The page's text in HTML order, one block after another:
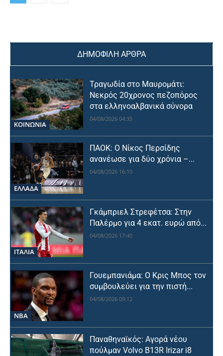
ΔΗΜΟΦΙΛΗ ΑΡΘΡΑ
ΚΟΙΝΩΝΙΑ
Τραγωδία στο Μαυρομάτι:
Νεκρός 20χρονος πεζοπόρος
στα ελληνοαλβανικά σύνορα
04/08/2026 04:35
ΕΛΛΑΔΑ
ΠΑΟΚ: Ο Νίκος Περσίδης
ανανέωσε για δύο χρόνια –...
04/08/2026 16:10
ΙΤΑΛΙΑ
Γκάμπριελ Στρεφέτσα: Στην
Παλέρμο για 4 εκατ. ευρώ από...
04/08/2026 17:40
NBA
Γουεμπανιάμα: Ο Κρις Μπος τον
συμβουλεύει για την πιστή...
04/08/2026 09:12
Παναθηναϊκός: Αγορά νέου
πούλμαν Volvo B13R Irizar i8